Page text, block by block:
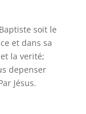
soit le
et dans sa
la verité;
depenser
Jésus.